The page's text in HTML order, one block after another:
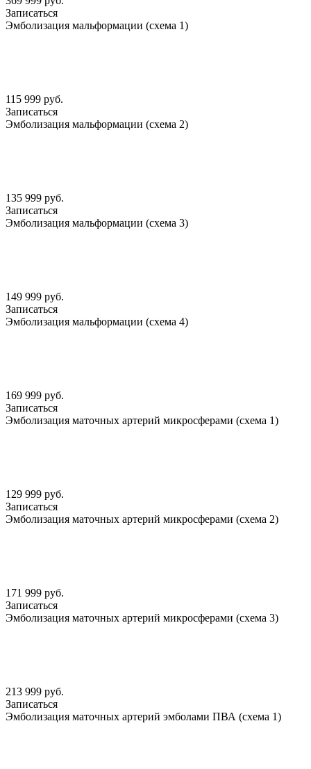
Записаться
Эмболизация мальформации (схема 1)
115 999 руб.
Записаться
Эмболизация мальформации (схема 2)
135 999 руб.
Записаться
Эмболизация мальформации (схема 3)
149 999 руб.
Записаться
Эмболизация мальформации (схема 4)
169 999 руб.
Записаться
Эмболизация маточных артерий микросферами (схема 1)
129 999 руб.
Записаться
Эмболизация маточных артерий микросферами (схема 2)
171 999 руб.
Записаться
Эмболизация маточных артерий микросферами (схема 3)
213 999 руб.
Записаться
Эмболизация маточных артерий эмболами ПВА (схема 1)